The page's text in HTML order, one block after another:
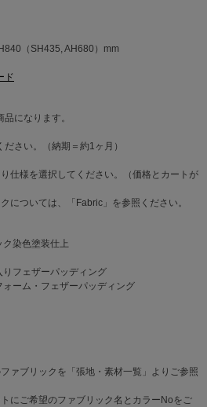
（SH435, AH680）mm
ド
になります。
さい。（納期＝約1ヶ月）
仕様を選択してください。（価格とカートが
ついては、「Fabric」を参照ください。
染色塗装仕上
フェザーパッディング
ーム・フェザーパッディング
ァブリックを「張地・素材一覧」よりご参照
にご希望のファブリック名とカラーNoをご